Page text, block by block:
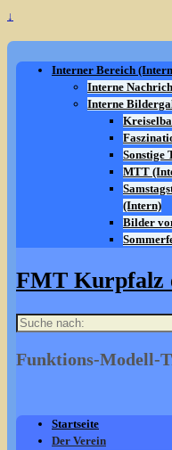
↓
Interner Bereich
Interne
Interne
Sonstige
MTT
(Intern)
Bilder
FMT Kurpfalz
Suche
Funktions-Modell-
Startseite
Der Verein